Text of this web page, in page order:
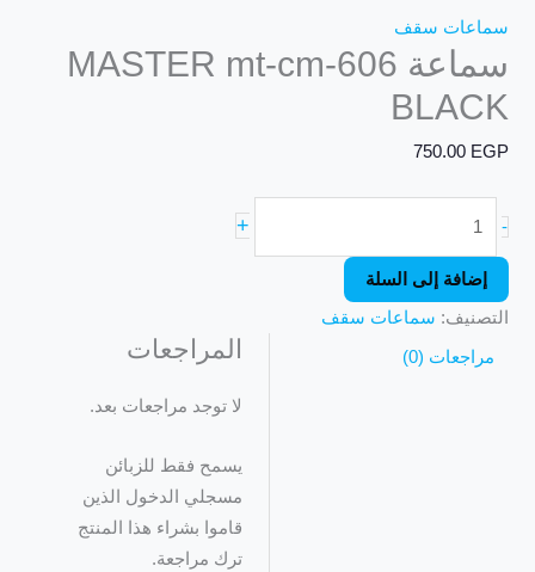
سماعات سقف
سماعة MASTER mt-cm-606
BLACK
750.00 EGP
-
+
إضافة إلى السلة
التصنيف: سماعات سقف
مراجعات (0) المراجعات
لا توجد مراجعات بعد.
يسمح فقط للزبائن
مسجلي الدخول الذين
قاموا بشراء هذا المنتج
ترك مراجعة.